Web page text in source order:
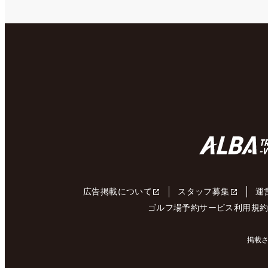
広告掲載について スタッフ募集
運
ゴルフ場予約サービス利用規約
掲載